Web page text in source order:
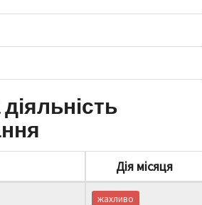
Дія місяця
жахливо